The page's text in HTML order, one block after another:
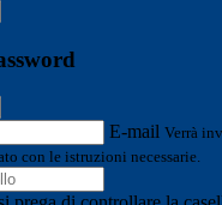
E-mail Verrà
con le istruzioni necessarie.